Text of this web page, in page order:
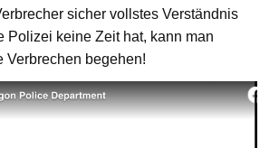
sicher vollstes Verständnis
Polizei keine Zeit hat, kann man
Verbrechen begehen!